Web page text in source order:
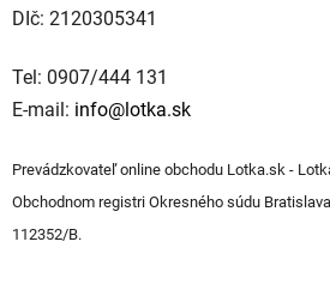
DIč: 2120305341
Tel: 0907/444 131
E-mail: info@lotka.sk
Prevádzkovateľ online obchodu Lotka.sk -
Obchodnom registri Okresného súdu
112352/B.